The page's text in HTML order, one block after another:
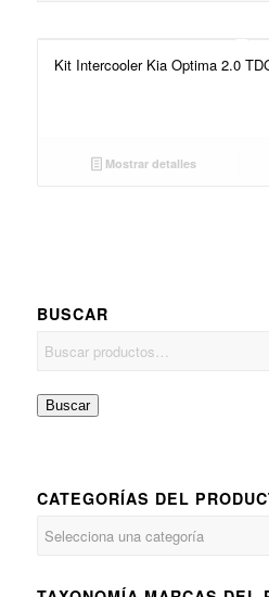
Kit Intercooler Kia Optima 2.0
Mostrar detalles
BUSCAR
Buscar
CATEGORÍAS DEL